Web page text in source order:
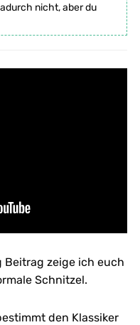
nicht, aber du
Beitrag zeige ich euch
Schnitzel.
den Klassiker